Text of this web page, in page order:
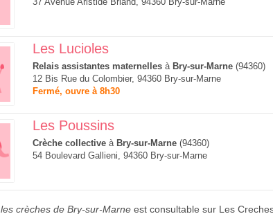
37 Avenue Aristide Briand, 94360 Bry-sur-Marne
Les Lucioles
Relais assistantes maternelles à Bry-sur-Marne (94360)
12 Bis Rue du Colombier, 94360 Bry-sur-Marne
Fermé, ouvre à 8h30
Les Poussins
Crèche collective à Bry-sur-Marne (94360)
54 Boulevard Gallieni, 94360 Bry-sur-Marne
les crèches de Bry-sur-Marne est consultable sur Les